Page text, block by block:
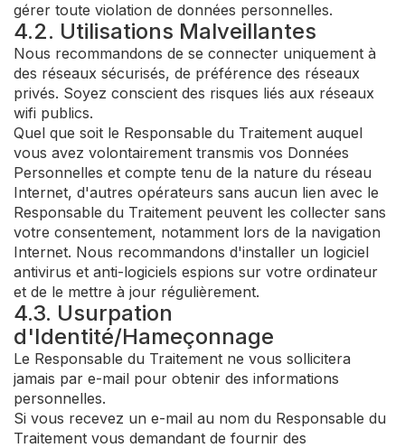
gérer toute violation de données personnelles.
4.2. Utilisations Malveillantes
Nous recommandons de se connecter uniquement à
des réseaux sécurisés, de préférence des réseaux
privés. Soyez conscient des risques liés aux réseaux
wifi publics.
Quel que soit le Responsable du Traitement auquel
vous avez volontairement transmis vos Données
Personnelles et compte tenu de la nature du réseau
Internet, d'autres opérateurs sans aucun lien avec le
Responsable du Traitement peuvent les collecter sans
votre consentement, notamment lors de la navigation
Internet. Nous recommandons d'installer un logiciel
antivirus et anti-logiciels espions sur votre ordinateur
et de le mettre à jour régulièrement.
4.3. Usurpation
d'Identité/Hameçonnage
Le Responsable du Traitement ne vous sollicitera
jamais par e-mail pour obtenir des informations
personnelles.
Si vous recevez un e-mail au nom du Responsable du
Traitement vous demandant de fournir des